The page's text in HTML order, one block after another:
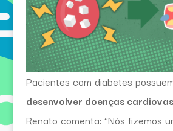
Pacientes com diabetes
desenvolver doenças
Renato comenta: “Nós fizemos